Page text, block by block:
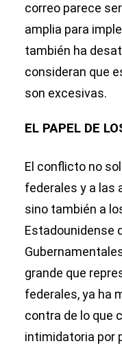
correo parece
amplia para
también ha
consideran que
son excesivas.
EL PAPEL DE
El conflicto no
federales y a las
sino también a
Estadounidense
grande que
federales, ya ha
contra de lo que
intimidatoria por